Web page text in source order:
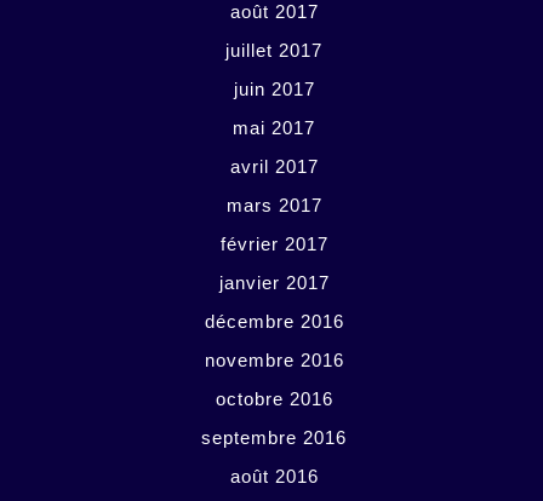
août 2017
juillet 2017
juin 2017
mai 2017
avril 2017
mars 2017
février 2017
janvier 2017
décembre 2016
novembre 2016
octobre 2016
septembre 2016
août 2016